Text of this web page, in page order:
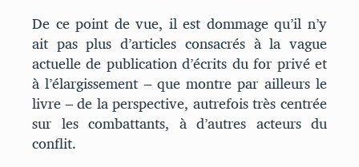
De ce point de vue, il est dommage qu’il n’y
ait pas plus d’articles consacrés à la vague
actuelle de publication d’écrits du for privé et
à l’élargissement – que montre par ailleurs le
livre – de la perspective, autrefois très centrée
sur les combattants, à d’autres acteurs du
conflit.